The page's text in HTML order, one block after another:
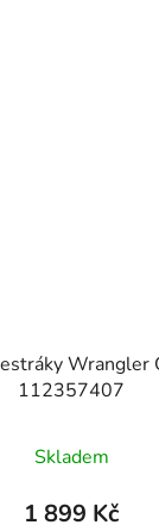
Wrangler
112357407
Skladem
1 899 Kč